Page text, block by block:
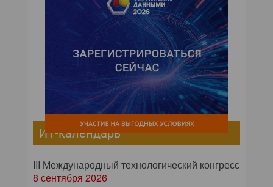
ИТ-календарь
III Международный технологический конгресс
8 сентября 2026